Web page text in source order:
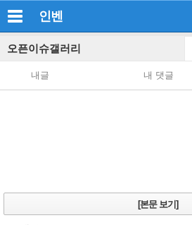
인벤
오픈이슈갤러리
내글 내 댓글
[본문 보기]